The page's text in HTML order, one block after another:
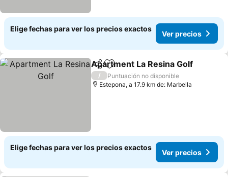
Elige fechas para ver los precios exactos
Ver precios
CompartirAgregar a favoritos
Apartment La Resina Golf
/
Puntuación no disponible
Estepona, a 17.9 km de: Marbella
Elige fechas para ver los precios exactos
Ver precios